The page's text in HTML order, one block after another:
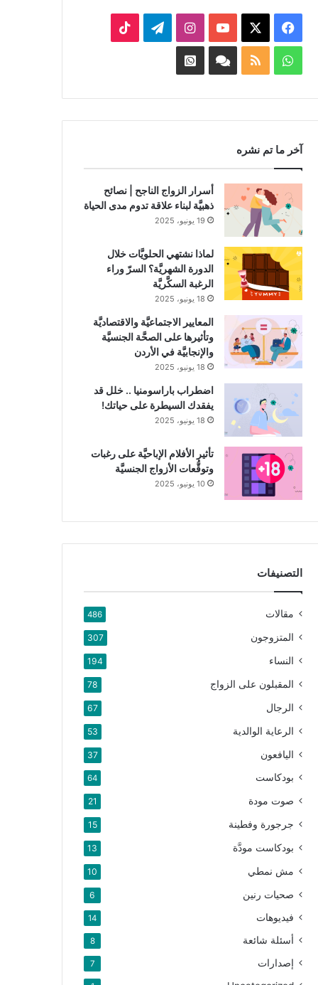
فيسبوك ‫YouTubeانستقرامتيلقرام
واتسابملخصFacebook
Whatsapp
آخر ما تم نشره
أسرار الزواج الناجح | نصائح
ذهبيَّة لبناء علاقة تدوم مدى الحياة
19 يونيو، 2025
لماذا نشتهي الحلويَّات خلال
الدورة الشهريَّة؟ السرّ وراء
الرغبة السكَّريَّة
18 يونيو، 2025
المعايير الاجتماعيَّة والاقتصاديَّة
وتأثيرها على الصحَّة الجنسيَّة
والإنجابيَّة في الأردن
18 يونيو، 2025
اضطراب باراسومنيا .. خلل قد
يفقدك السيطرة على حياتك!
18 يونيو، 2025
تأثير الأفلام الإباحيَّة على رغبات
وتوقُّعات الأزواج الجنسيَّة
10 يونيو، 2025
التصنيفات
مقالات 486
المتزوجون 307
النساء 194
المقبلون على الزواج 78
الرجال 67
الرعاية الوالدية 53
اليافعون 37
بودكاست 64
صوت مودة 21
جرجورة وفطينة 15
بودكاست مودَّة 13
مش نمطي 10
صحيات رنين 6
فيديوهات 14
أسئلة شائعة 8
إصدارات 7